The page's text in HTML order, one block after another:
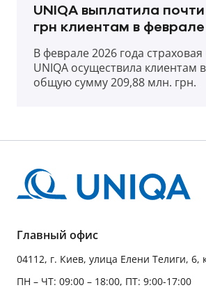
UNIQA выплатила
грн клиентам в
В феврале 2026 года
UNIQA осуществила клиентам
общую сумму 209,88 млн. грн.
Главный офис
04112, г. Киев, улица Елени Телиги, 6,
ПН – ЧТ: 09:00 – 18:00, ПТ: 9:00-17:00